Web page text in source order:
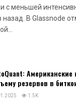
с меньшей
В Glassnode
резервов в
1.5K